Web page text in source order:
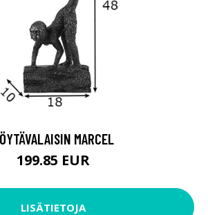
MARCEL
199.85 EUR
LISÄTIETOJA